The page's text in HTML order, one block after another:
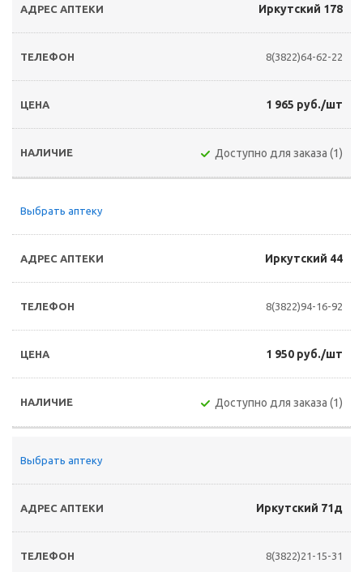
Иркутский 178
8(3822)64-62-22
1 965 руб./шт
Доступно для заказа (1)
Выбрать аптеку
Иркутский 44
8(3822)94-16-92
1 950 руб./шт
Доступно для заказа (1)
Выбрать аптеку
Иркутский 71д
8(3822)21-15-31